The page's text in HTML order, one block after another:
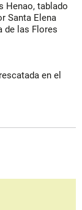
Henao, tablado
Santa Elena
de las Flores
en el